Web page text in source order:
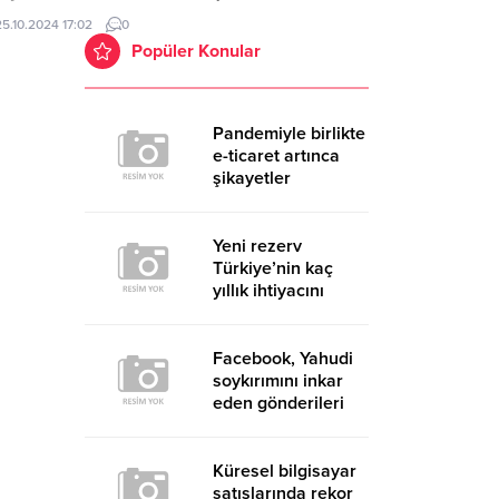
yapısına önemli bir katkı sağlayacak olan
Camii’nin temel atma töreni, geniş katılımla
İlçeye değer katacak anlamlı projenin
17:02 0
Popüler Konular
Pandemiyle birlikte
e-ticaret artınca
şikayetler
Yeni rezerv
Türkiye’nin kaç
yıllık ihtiyacını
Facebook, Yahudi
soykırımını inkar
eden gönderileri
Küresel bilgisayar
satışlarında rekor